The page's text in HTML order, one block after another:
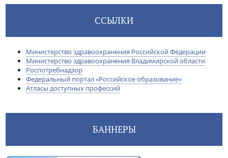
ССЫЛКИ
Министерство здравоохранения Российской Федерации
Министерство здравоохранения Владимирской области
Роспотребнадзор
Федеральный портал «Российское образование»
Атласы доступных профессий
БАННЕРЫ